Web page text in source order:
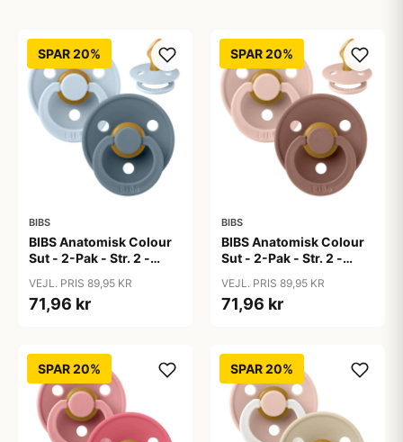
SPAR 20%
BIBS
BIBS Anatomisk Colour
Sut - 2-Pak - Str. 2 -
Blue/Petrol
VEJL. PRIS 89,95 KR
71,96 kr
SPAR 20%
BIBS
BIBS Anatomisk Colour
Sut - 2-Pak - Str. 2 -
Blush/Woodchuck
VEJL. PRIS 89,95 KR
71,96 kr
SPAR 20% SPAR 20%